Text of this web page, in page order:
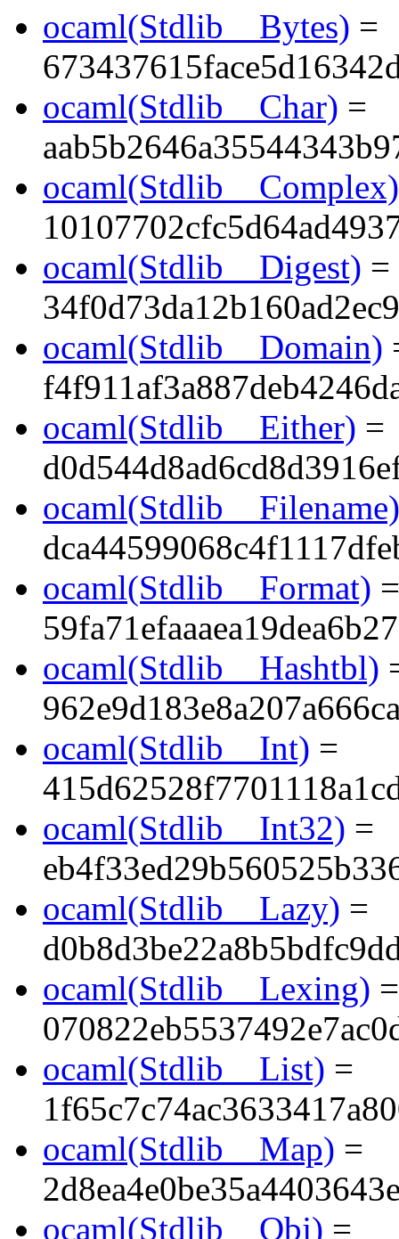
ocaml(Stdlib__Bytes) =
ocaml(Stdlib__Char) =
ocaml(Stdlib__Complex)
ocaml(Stdlib__Digest) =
ocaml(Stdlib__Domain)
ocaml(Stdlib__Either) =
ocaml(Stdlib__Filename)
ocaml(Stdlib__Format) =
ocaml(Stdlib__Hashtbl)
ocaml(Stdlib__Int) =
ocaml(Stdlib__Int32) =
ocaml(Stdlib__Lazy) =
ocaml(Stdlib__Lexing) =
ocaml(Stdlib__List) =
ocaml(Stdlib__Map) =
ocaml(Stdlib__Obj) =